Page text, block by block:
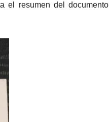
el resumen del documento